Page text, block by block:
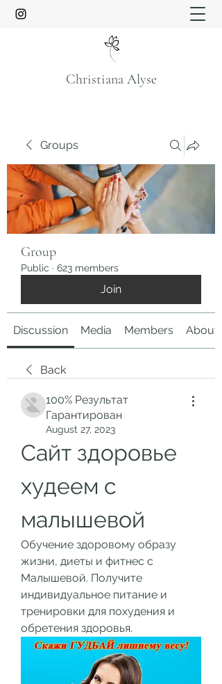
Christiana Alyse
Groups
Group
Public · 623 members
Join
Discussion Media Members About
Back
100% Результат
Гарантирован
August 27, 2023
Сайт здоровье
худеем с
малышевой
Обучение здоровому образу
жизни, диеты и фитнес с
Малышевой. Получите
индивидуальное питание и
тренировки для похудения и
обретения здоровья.